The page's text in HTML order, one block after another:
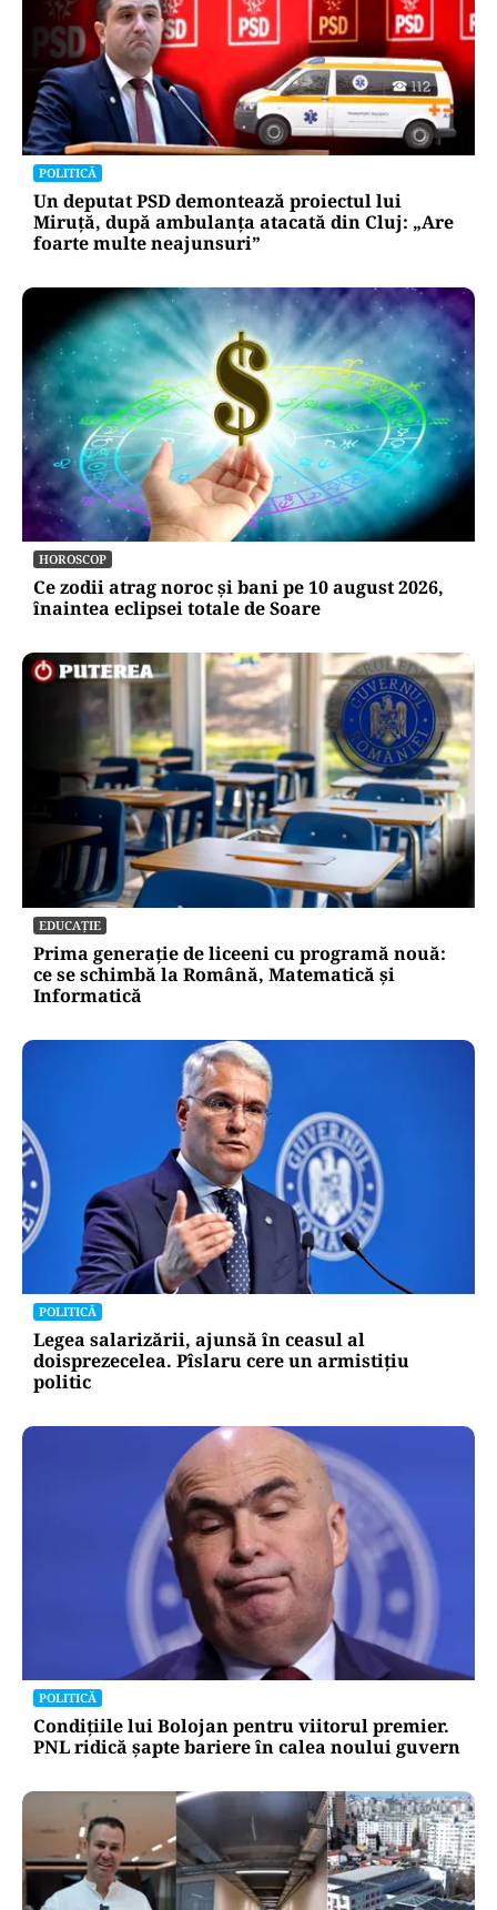
POLITICĂ
Un deputat PSD demontează proiectul lui
Miruță, după ambulanța atacată din Cluj: „Are
foarte multe neajunsuri”
HOROSCOP
Ce zodii atrag noroc și bani pe 10 august 2026,
înaintea eclipsei totale de Soare
EDUCAȚIE
Prima generație de liceeni cu programă nouă:
ce se schimbă la Română, Matematică și
Informatică
POLITICĂ
Legea salarizării, ajunsă în ceasul al
doisprezecelea. Pîslaru cere un armistițiu
politic
POLITICĂ
Condițiile lui Bolojan pentru viitorul premier.
PNL ridică șapte bariere în calea noului guvern